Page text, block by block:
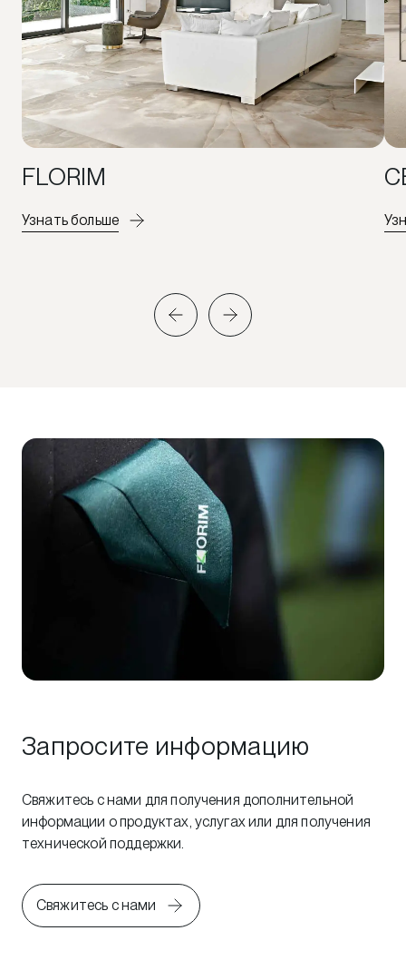
FLORIM
Узнать больше
Запросите информацию
Свяжитесь с нами для получения дополнительной
информации о продуктах, услугах или для получения
технической поддержки.
Свяжитесь с нами